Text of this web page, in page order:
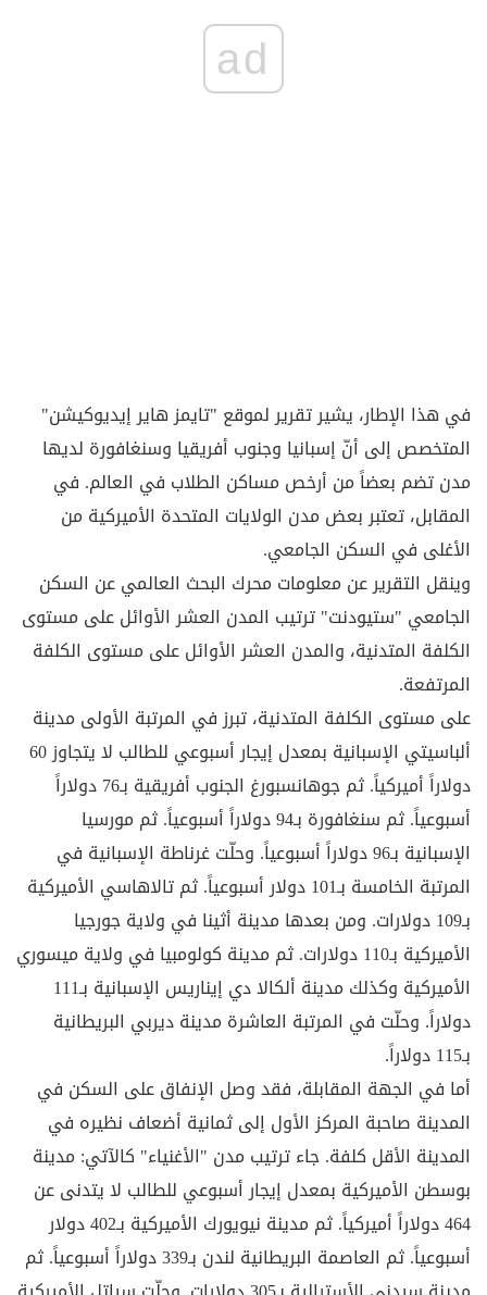
ad
في هذا الإطار، يشير تقرير لموقع "تايمز هاير إيديوكيشن"
المتخصص إلى أنّ إسبانيا وجنوب أفريقيا وسنغافورة لديها
مدن تضم بعضاً من أرخص مساكن الطلاب في العالم. في
المقابل، تعتبر بعض مدن الولايات المتحدة الأميركية من
الأغلى في السكن الجامعي.
وينقل التقرير عن معلومات محرك البحث العالمي عن السكن
الجامعي "ستيودنت" ترتيب المدن العشر الأوائل على مستوى
الكلفة المتدنية، والمدن العشر الأوائل على مستوى الكلفة
المرتفعة.
على مستوى الكلفة المتدنية، تبرز في المرتبة الأولى مدينة
ألباسيتي الإسبانية بمعدل إيجار أسبوعي للطالب لا يتجاوز 60
دولاراً أميركياً. ثم جوهانسبورغ الجنوب أفريقية بـ76 دولاراً
أسبوعياً. ثم سنغافورة بـ94 دولاراً أسبوعياً. ثم مورسيا
الإسبانية بـ96 دولاراً أسبوعياً. وحلّت غرناطة الإسبانية في
المرتبة الخامسة بـ101 دولار أسبوعياً. ثم تالاهاسي الأميركية
بـ109 دولارات. ومن بعدها مدينة أثينا في ولاية جورجيا
الأميركية بـ110 دولارات. ثم مدينة كولومبيا في ولاية ميسوري
الأميركية وكذلك مدينة ألكالا دي إيناريس الإسبانية بـ111
دولاراً. وحلّت في المرتبة العاشرة مدينة ديربي البريطانية
بـ115 دولاراً.
أما في الجهة المقابلة، فقد وصل الإنفاق على السكن في
المدينة صاحبة المركز الأول إلى ثمانية أضعاف نظيره في
المدينة الأقل كلفة. جاء ترتيب مدن "الأغنياء" كالآتي: مدينة
بوسطن الأميركية بمعدل إيجار أسبوعي للطالب لا يتدنى عن
464 دولاراً أميركياً. ثم مدينة نيويورك الأميركية بـ402 دولار
أسبوعياً. ثم العاصمة البريطانية لندن بـ339 دولاراً أسبوعياً. ثم